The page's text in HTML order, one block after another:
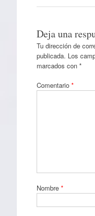
Deja una
Tu dirección de
publicada. Los
marcados con *
Comentario *
Nombre *